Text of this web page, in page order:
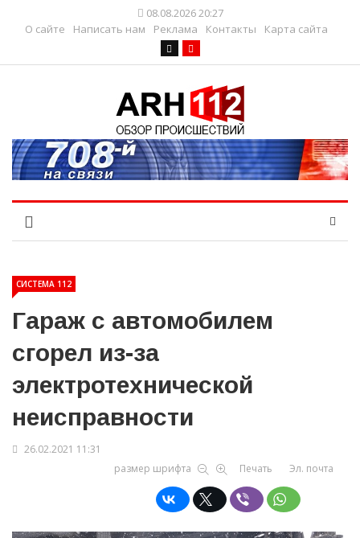
08.08.2026 20:27
О сайте
Написать нам Реклама Контакты Карта сайта
СИСТЕМА 112
Гараж с автомобилем
сгорел из-за
электротехнической
неисправности
26.02.2021 11:31
размер шрифта
Печать Эл. почта